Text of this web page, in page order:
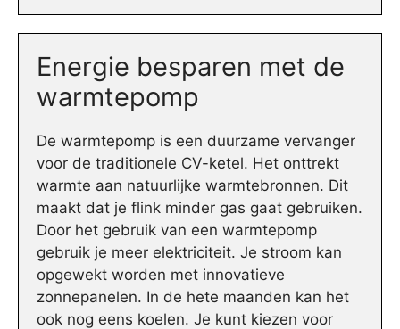
Energie besparen met de
warmtepomp
De warmtepomp is een duurzame vervanger
voor de traditionele CV-ketel. Het onttrekt
warmte aan natuurlijke warmtebronnen. Dit
maakt dat je flink minder gas gaat gebruiken.
Door het gebruik van een warmtepomp
gebruik je meer elektriciteit. Je stroom kan
opgewekt worden met innovatieve
zonnepanelen. In de hete maanden kan het
ook nog eens koelen. Je kunt kiezen voor